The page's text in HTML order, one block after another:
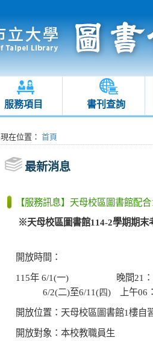
服務項目 書刊查詢
:::現在位置 ： 首頁
最新消息
【服務訊息】天母校區圖書館配
※天母校區圖書館114-2學期期末
開放時間：
115年 6/1(一) 晚間21 ：
6/2(二)至6/11(四) 上午06
開放位置：天母校區圖書館1樓自
開放對象：本校教職員生